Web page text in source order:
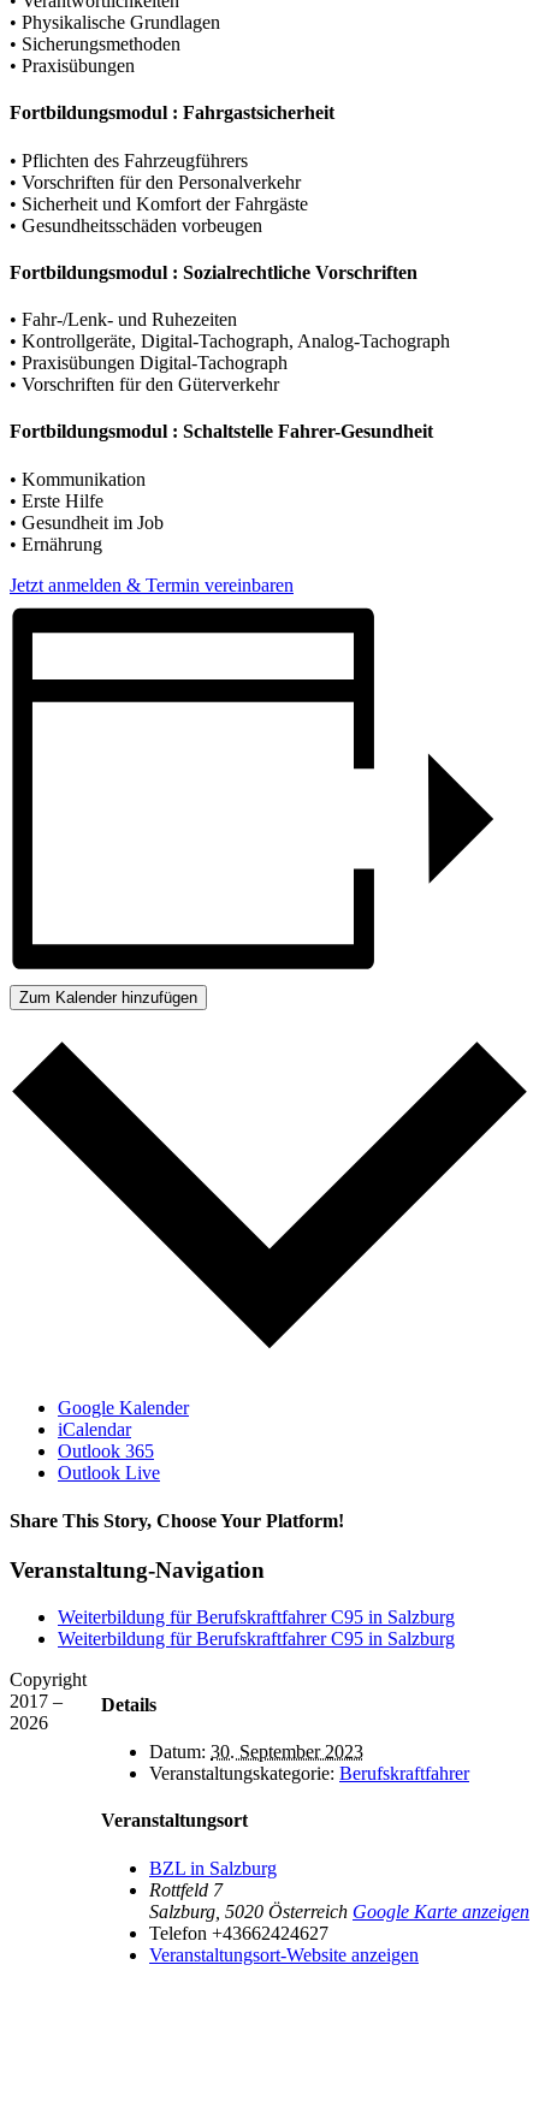
• Physikalische Grundlagen
• Sicherungsmethoden
• Praxisübungen
Fortbildungsmodul : Fahrgastsicherheit
• Pflichten des Fahrzeugführers
• Vorschriften für den Personalverkehr
• Sicherheit und Komfort der Fahrgäste
• Gesundheitsschäden vorbeugen
Fortbildungsmodul : Sozialrechtliche Vorschriften
• Fahr-/Lenk- und Ruhezeiten
• Kontrollgeräte, Digital-Tachograph, Analog-Tachograph
• Praxisübungen Digital-Tachograph
• Vorschriften für den Güterverkehr
Fortbildungsmodul : Schaltstelle Fahrer-Gesundheit
• Kommunikation
• Erste Hilfe
• Gesundheit im Job
• Ernährung
Jetzt anmelden & Termin vereinbaren
Zum Kalender hinzufügen
Google Kalender
iCalendar
Outlook 365
Outlook Live
Share This Story, Choose Your Platform!
Facebook
X
Reddit
LinkedIn
Tumblr
Pinterest
Vk
E-
Veranstaltung-Navigation
Weiterbildung für Berufskraftfahrer C95 in Salzburg
Weiterbildung für Berufskraftfahrer C95 in Salzburg
Details
Datum: 30. September 2023
Veranstaltungskategorie: Berufskraftfahrer
Veranstaltungsort
BZL in Salzburg
Rottfeld 7
Salzburg 5020 Österreich Google Karte anzeigen
Telefon +43662424627
Veranstaltungsort-Website anzeigen
Copyright
2017 –
2026